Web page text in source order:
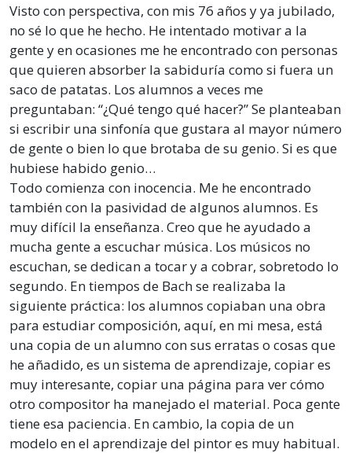
Visto con perspectiva, con mis 76 años y ya jubilado,
no sé lo que he hecho. He intentado motivar a la
gente y en ocasiones me he encontrado con personas
que quieren absorber la sabiduría como si fuera un
saco de patatas. Los alumnos a veces me
preguntaban: “¿Qué tengo qué hacer?” Se planteaban
si escribir una sinfonía que gustara al mayor número
de gente o bien lo que brotaba de su genio. Si es que
hubiese habido genio…
Todo comienza con inocencia. Me he encontrado
también con la pasividad de algunos alumnos. Es
muy difícil la enseñanza. Creo que he ayudado a
mucha gente a escuchar música. Los músicos no
escuchan, se dedican a tocar y a cobrar, sobretodo lo
segundo. En tiempos de Bach se realizaba la
siguiente práctica: los alumnos copiaban una obra
para estudiar composición, aquí, en mi mesa, está
una copia de un alumno con sus erratas o cosas que
he añadido, es un sistema de aprendizaje, copiar es
muy interesante, copiar una página para ver cómo
otro compositor ha manejado el material. Poca gente
tiene esa paciencia. En cambio, la copia de un
modelo en el aprendizaje del pintor es muy habitual.